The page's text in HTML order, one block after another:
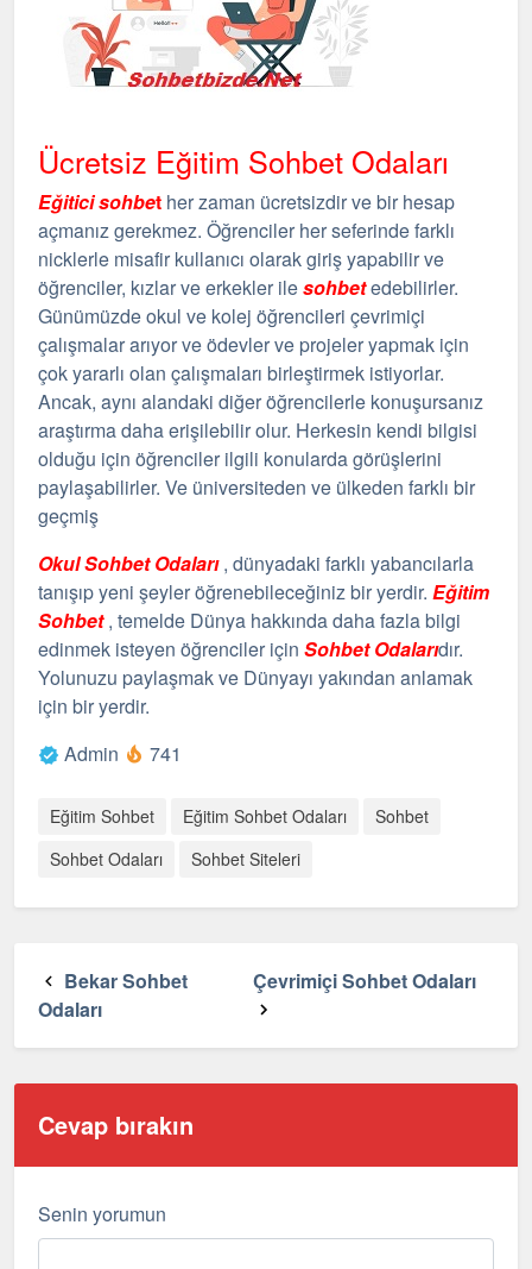
Ücretsiz Eğitim Sohbet Odaları
Eğitici sohbet her zaman ücretsizdir ve bir hesap
açmanız gerekmez. Öğrenciler her seferinde farklı
nicklerle misafir kullanıcı olarak giriş yapabilir ve
öğrenciler, kızlar ve erkekler ilesohbetedebilirler.
Günümüzde okul ve kolej öğrencileri çevrimiçi
çalışmalar arıyor ve ödevler ve projeler yapmak için
çok yararlı olan çalışmaları birleştirmek istiyorlar.
Ancak, aynı alandaki diğer öğrencilerle konuşursanız
araştırma daha erişilebilir olur. Herkesin kendi bilgisi
olduğu için öğrenciler ilgili konularda görüşlerini
paylaşabilirler. Ve üniversiteden ve ülkeden farklı bir
geçmiş
Okul Sohbet Odaları, dünyadaki farklı yabancılarla
tanışıp yeni şeyler öğrenebileceğiniz bir yerdir. Eğitim
Sohbet, temelde Dünya hakkında daha fazla bilgi
edinmek isteyen öğrenciler için Sohbet Odalarıdır.
Yolunuzu paylaşmak ve Dünyayı yakından anlamak
için bir yerdir.
Admin
741
Eğitim Sohbet Eğitim Sohbet Odaları
Sohbet
Sohbet Odaları
Sohbet Siteleri
Bekar Sohbet
Odaları
Çevrimiçi Sohbet Odaları
Cevap bırakın
Senin yorumun